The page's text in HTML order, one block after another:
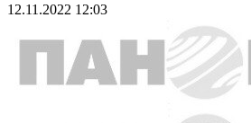
12.11.2022 12:03